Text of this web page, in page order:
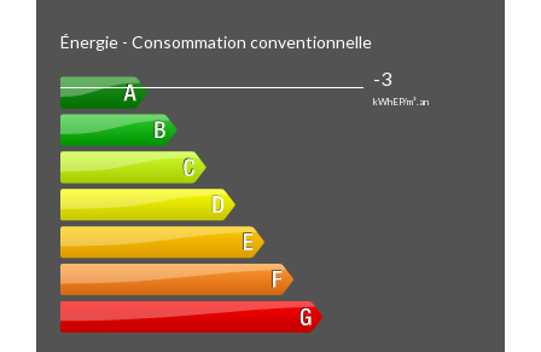
Énergie - Consommation conventionnelle
-3
kWhEP/m².an